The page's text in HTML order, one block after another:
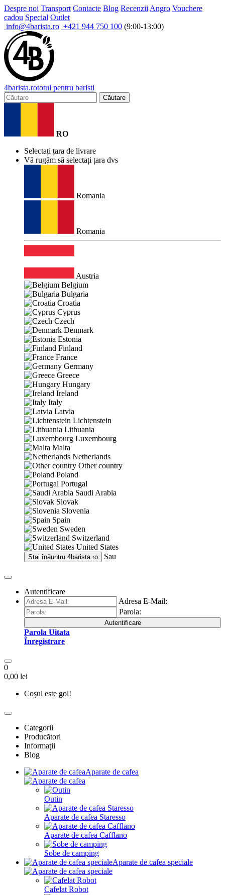
Despre noi Transport Contacte Blog Recenzii Angro Vouchere
cadou Special Outlet
info@4barista.ro +421 944 750 100 (9:00-13:00)
4barista.rototul pentru baristi
Căutare
RO
Selectați țara de livrare
Vă rugăm să selectați țara dvs
Romania
Romania
Austria
Belgium
Bulgaria
Croatia
Cyprus
Czech
Denmark
Estonia
Finland
France
Germany
Greece
Hungary
Ireland
Italy
Latvia
Lichtenstein
Lithuania
Luxembourg
Malta
Netherlands
Other country
Poland
Portugal
Saudi Arabia
Slovak
Slovenia
Spain
Sweden
Switzerland
United States
Stai înăuntru 4barista.ro Sau
Autentificare
Adresa E-Mail:
Parola:
Autentificare
Parola Uitata
Înregistrare
0
0,00 lei
Coșul este gol!
Categorii
Producători
Informații
Blog
Aparate de cafea
Outin
Aparate de cafea Staresso
Aparate de cafea Cafflano
Sobe de camping
Aparate de cafea speciale
Cafelat Robot